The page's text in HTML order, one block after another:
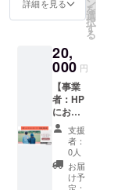
ンライ
ン街コ
2, 6, 10
月の3
回、オ
フライ
ン街コ
ン（都
内）を
最低で
1,3,5,7,
9,11月
です。
2か月前
ジュー
ルを公
開いた
しま
す。 オ
フライ
ン異業
種交流
会は都
内飲食
店にて
リター
ン購入
者に
メール
でクー
ポン
コード
を送り
ますの
で、購
入者ご
を掲載
し、そ
Instagr
am内で
提携事
業者と
して紹
介を受
けられ
る権利
です。
基本的
には紹
詳細を見る を
選
択
す
る
20,
000 円
【事業
者：HP
におけ
るスポ
ンサー
情報掲
載権】
FLATア
プリの
支援
者：
0人
お届
け予